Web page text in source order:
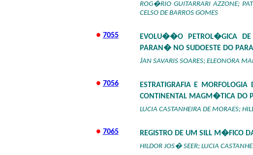
ROG�RIO GUITARRARI AZZONE;
CELSO DE BARROS GOMES
● 7055
EVOLU��O PETROL�GICA
PARAN� NO SUDOESTE DO
JAN SAVARIS SOARES; ELEONORA
● 7056
ESTRATIGRAFIA E
CONTINENTAL MAGM�TICA DO
LUCIA CASTANHEIRA DE MORAES;
● 7065 REGISTRO DE UM SILL M�FICO
HILDOR JOS� SEER; LUCIA